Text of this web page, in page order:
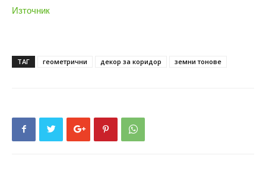
Източник
ТАГ геометрични декор за коридор земни тонове